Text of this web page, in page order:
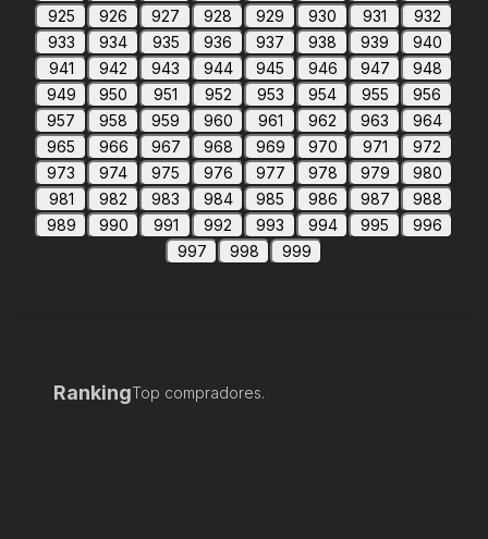
925
926 927 928 929 930 931
932
933
934 935 936 937 938 939
940
941
942 943 944 945 946 947
948
949
950 951 952 953 954 955
956
957
958 959 960 961 962 963
964
965
966 967 968 969 970 971
972
973
974 975 976 977 978 979
980
981
982 983 984 985 986 987
988
989
990 991 992 993 994 995
996
997
998 999
RankingTop compradores.